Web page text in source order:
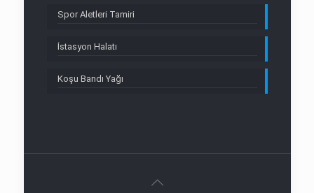
Spor Aletleri Tamiri
İstasyon Halatı
Koşu Bandı Yağı